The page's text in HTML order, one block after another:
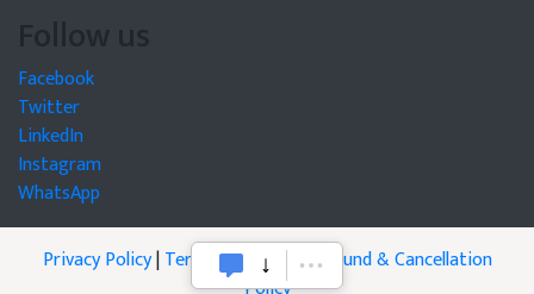
Follow us
Facebook
Twitter
LinkedIn
Instagram
WhatsApp
Privacy Policy|Terms of Service|Refund & Cancellation